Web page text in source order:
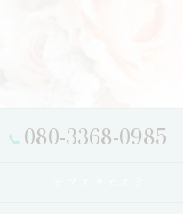
080-3368-0985